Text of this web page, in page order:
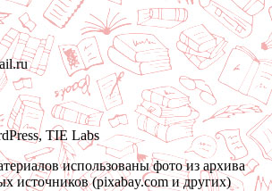
TIE Labs
использованы фото из архива
источников (pixabay.com и других)